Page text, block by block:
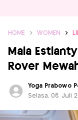
HOME WOMEN
Maia
Rover
Yoga Prabowo
Selasa, 08 Juli